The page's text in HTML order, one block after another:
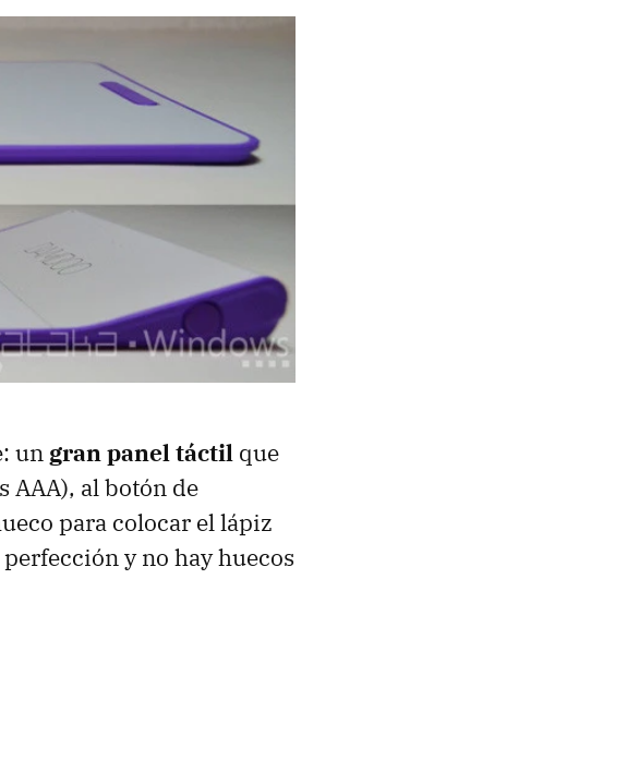
un gran panel táctil que
AAA), al botón de
para colocar el lápiz
y no hay huecos